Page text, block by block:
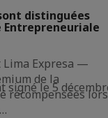
signé le 5
distinguées
Entrepreneuriale
Lima Expresa —
de la
récompensées lors